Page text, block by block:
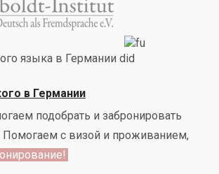
в Германии
подобрать и забронировать
с визой и проживанием,